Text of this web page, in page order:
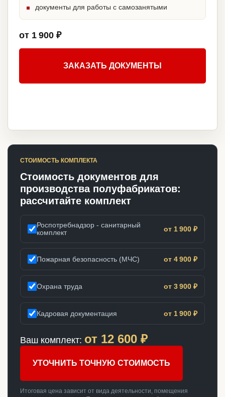
документы для работы с самозанятыми
от 1 900 ₽
ЗАКАЗАТЬ ДОКУМЕНТЫ
СТОИМОСТЬ КОМПЛЕКТА
Стоимость документов для
производства полуфабрикатов:
рассчитайте комплект
Роспотребнадзор - санитарный
комплект
от 1 900 ₽
Пожарная безопасность (МЧС) от 4 900 ₽
Охрана труда от 3 900 ₽
Кадровая документация от 1 900 ₽
Ваш комплект: от 12 600 ₽
УТОЧНИТЬ ТОЧНУЮ СТОИМОСТЬ
Итоговая цена зависит от вида деятельности, помещения